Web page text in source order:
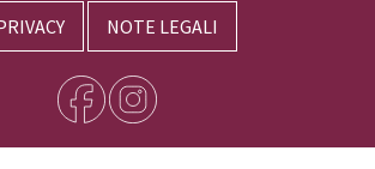
NOTE LEGALI